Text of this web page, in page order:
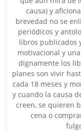
causa) y
brevedad no se
periódicos y
libros publicados
motivacional y
dignamente los
planes son vivir
cada 18 meses y
y cuando la causa
creen, se quieren
cena o